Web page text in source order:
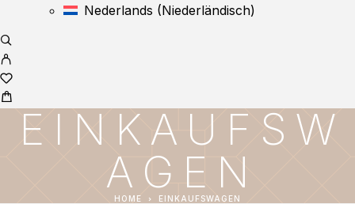
Nederlands (Niederländisch)
EINKAUFSW
AGEN
HOME EINKAUFSWAGEN